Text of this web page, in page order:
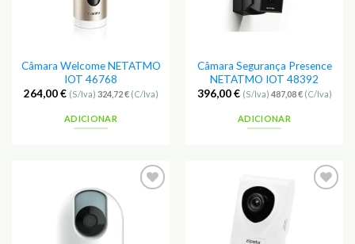
Câmara Welcome NETATMO
IOT 46768
264,00€ (S/Iva) 324,72€(C/Iva)
ADICIONAR
Câmara Segurança Presence
NETATMO IOT 48392
396,00€ (S/Iva) 487,08€(C/Iva)
ADICIONAR